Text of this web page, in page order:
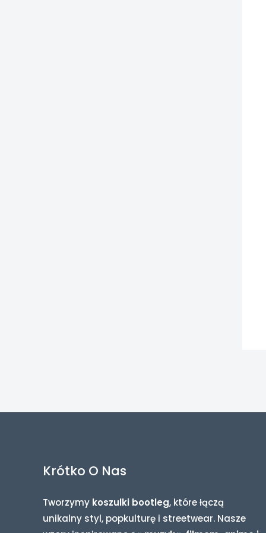
Krótko O Nas
Tworzymy koszulki bootleg, które łączą
unikalny styl, popkulturę i streetwear. Nasze